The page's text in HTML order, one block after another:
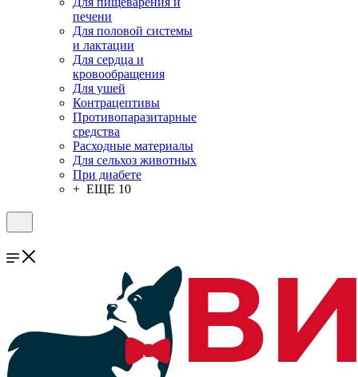
печени
Для половой системы
и лактации
Для сердца и
кровообращения
Для ушей
Контрацептивы
Противопаразитарные
средства
Расходные материалы
Для сельхоз животных
При диабете
+ ЕЩЕ 10